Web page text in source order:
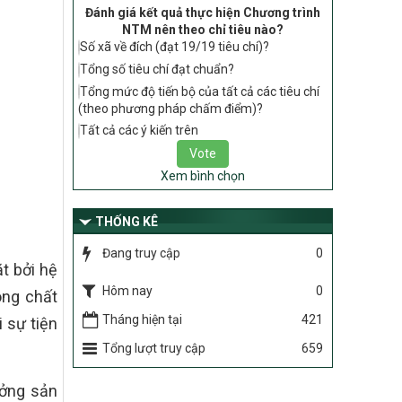
bởi hệ
chất
sự tiện
sản
tiêu chí, điều kiện thuộc Bộ tiêu chí quốc
gia về nông thôn mới giai đoạn 2026 –
2030 thuộc phạm vi quản lý nhà nước
của Bộ Nông nghiệp và Môi trường
417/QĐ-BNNMT
Phê duyệt Chương trình mục tiêu quốc
gia xây dựng nông thôn mới, giảm nghèo
bền vững và phát triển kinh tế – xã hội
vùng đồng bào dân tộc thiểu số và miền
núi giai đoạn 2026-2035, giai đoạn I: Từ
năm 2026 đến năm 2030
Nghị quyết số 08/2026/NQ-HĐND
Quy định nguyên tắc, tiêu chí, định mức
phân bổ ngân sách trung ương thực hiện
nông thôn mới, giảm nghèo bền vững và
dân tộc thiểu số và miền núi giai đoạn
2026 – 2030 trên địa bàn tỉnh Nghệ An
Chỉ Thị số 22-CT/TU
Đánh giá kết quả thực hiện Chương trình
NTM nên theo chỉ tiêu nào?
Số xã về đích (đạt 19/19 tiêu chí)?
Tổng số tiêu chí đạt chuẩn?
Tổng mức độ tiến bộ của tất cả các tiêu chí
(theo phương pháp chấm điểm)?
Tất cả các ý kiến trên
Xem bình chọn
THỐNG KÊ
Đang truy cập 0
Hôm nay
0
Tháng hiện tại
421
Tổng lượt truy cập
659